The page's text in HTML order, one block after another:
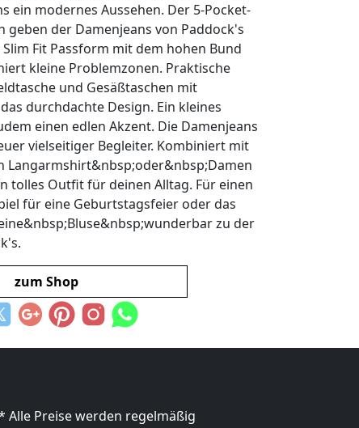
ein modernes Aussehen. Der 5-Pocket-
geben der Damenjeans von Paddock's
Fit Passform mit dem hohen Bund
kleine Problemzonen. Praktische
und Gesäßtaschen mit
durchdachte Design. Ein kleines
einen edlen Akzent. Die Damenjeans
vielseitiger Begleiter. Kombiniert mit
Langarmshirt&nbsp;oder&nbsp;Damen
tolles Outfit für deinen Alltag. Für einen
für eine Geburtstagsfeier oder das
zu der
zum Shop
Alle Preise werden regelmäßig